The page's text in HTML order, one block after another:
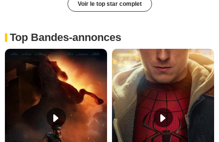
Voir le top star complet
Top Bandes-annonces